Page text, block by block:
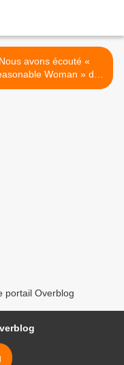
Nous avons écouté «
Woman » de
Sia ! >
portail Overblog